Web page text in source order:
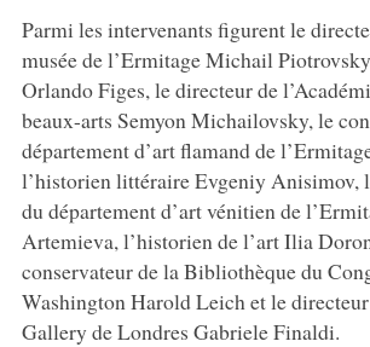
Parmi les intervenants figurent le
musée de l’Ermitage Michail
Orlando Figes, le directeur de
beaux-arts Semyon Michailovsky, le
département d’art flamand de
l’historien littéraire Evgeniy Anisimov,
du département d’art vénitien de
Artemieva, l’historien de l’art Ilia
conservateur de la Bibliothèque du
Washington Harold Leich et le
Gallery de Londres Gabriele Finaldi.